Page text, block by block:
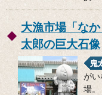
大漁市場「な
太郎の巨大石像
が
場。